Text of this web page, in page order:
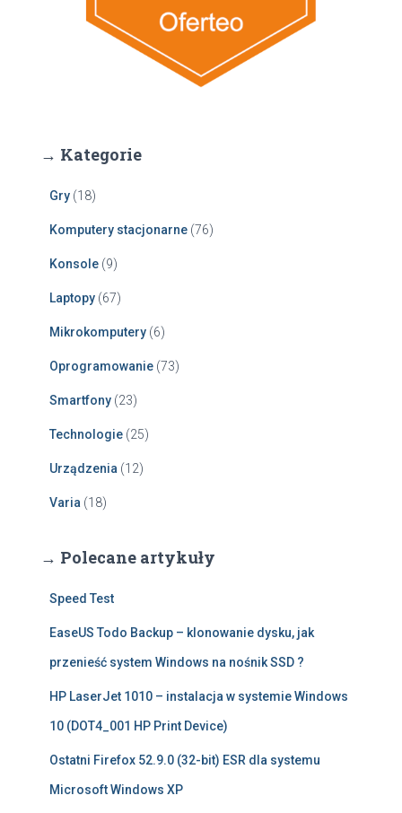
→ Kategorie
Gry (18)
Komputery stacjonarne (76)
Konsole (9)
Laptopy (67)
Mikrokomputery (6)
Oprogramowanie (73)
Smartfony (23)
Technologie (25)
Urządzenia (12)
Varia (18)
→ Polecane artykuły
Speed Test
EaseUS Todo Backup – klonowanie dysku, jak
przenieść system Windows na nośnik SSD ?
HP LaserJet 1010 – instalacja w systemie Windows
10 (DOT4_001 HP Print Device)
Ostatni Firefox 52.9.0 (32-bit) ESR dla systemu
Microsoft Windows XP